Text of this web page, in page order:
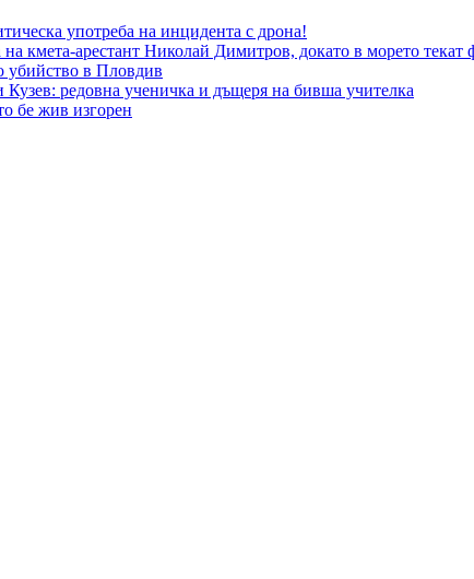
употреба на инцидента с дрона!
кмета-арестант Николай Димитров, докато в морето текат
убийство в Пловдив
редовна ученичка и дъщеря на бивша учителка
бе жив изгорен